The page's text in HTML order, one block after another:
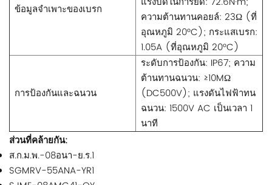
ข้อมูลจำเพาะของเบรก
ความต้านทานคอยล์: 23Ω (ที่
อุณหภูมิ 20°C); กระแสเบรก:
1.05A (ที่อุณหภูมิ 20°C)
การป้องกันและฉนวน
ระดับการป้องกัน: IP67; ความ
ต้านทานฉนวน: ≥10MΩ
(DC500V); แรงดันไฟฟ้าทน
ฉนวน: 1500V AC เป็นเวลา 1
นาที
ส่วนที่คล้ายกัน:
ส.ก.ม.พ.-08อนา-ย.ร.1
SGMRV-55ANA-YR1